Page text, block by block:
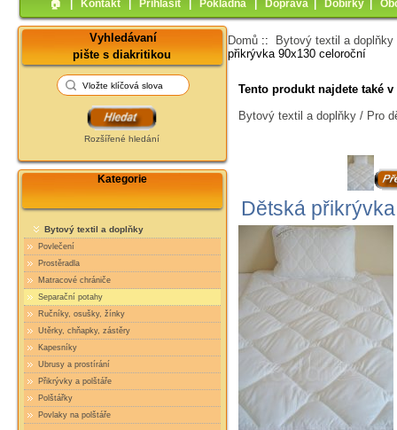
🏠︎ Kontakt Přihlásit Pokladna Doprava Dobírky
Vyhledávaní
pište s diakritikou
Rozšířené hledání
Kategorie
Bytový textil a doplňky
Povlečení
Prostěradla
Matracové chrániče
Separační potahy
Ručníky, osušky, žínky
Utěrky, chňapky, zástěry
Kapesníky
Ubrusy a prostírání
Přikrývky a polštáře
Polštářky
Povlaky na polštáře
Domů :: Bytový textil a doplňky
přikrývka 90x130 celoroční
Tento produkt najdete také
Bytový textil a doplňky / Pro
Dětská